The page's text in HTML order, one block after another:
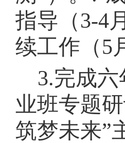
指导（3-4
续工作（5
3.完成
业班专题
筑梦未来”